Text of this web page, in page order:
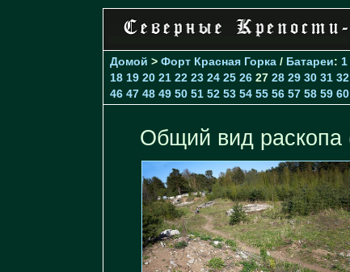
Домой > Форт Красная Горка / Батареи: 1
18 19 20 21 22 23 24 25 26 27 28 29 30 31 32
46 47 48 49 50 51 52 53 54 55 56 57 58 59 60
Общий вид раскопа